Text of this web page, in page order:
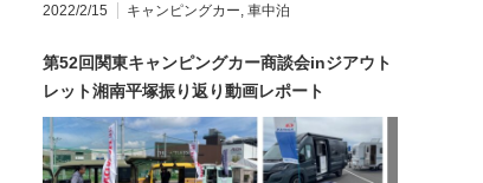
2022/2/15 キャンピングカー 車中泊
第52回関東キャンピングカー商談会inジアウト
レット湘南平塚振り返り動画レポート